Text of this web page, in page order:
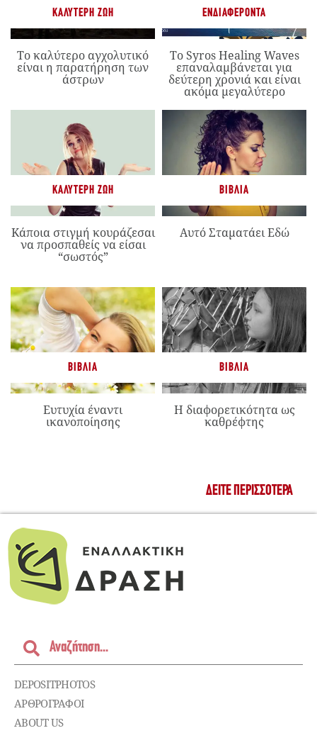
ΚΑΛΎΤΕΡΗ ΖΩΉ
Το καλύτερο αγχολυτικό
είναι η παρατήρηση των
άστρων
ΕΝΔΙΑΦΈΡΟΝΤΑ
Το Syros Healing Waves
επαναλαμβάνεται για
δεύτερη χρονιά και είναι
ακόμα μεγαλύτερο
ΚΑΛΎΤΕΡΗ ΖΩΉ
Κάποια στιγμή κουράζεσαι
να προσπαθείς να είσαι
“σωστός”
ΒΙΒΛΊΑ
Αυτό Σταματάει Εδώ
ΒΙΒΛΊΑ
Ευτυχία έναντι
ικανοποίησης
ΒΙΒΛΊΑ
Η διαφορετικότητα ως
καθρέφτης
ΔΕΊΤΕ ΠΕΡΙΣΣΌΤΕΡΑ
DEPOSITPHOTOS
ΑΡΘΡΟΓΡΑΦΟΙ
ABOUT US